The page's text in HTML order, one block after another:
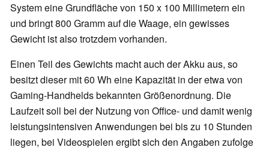
System eine Grundfläche von 150 x 100 Millimetern ein
und bringt 800 Gramm auf die Waage, ein gewisses
Gewicht ist also trotzdem vorhanden.
Einen Teil des Gewichts macht auch der Akku aus, so
besitzt dieser mit 60 Wh eine Kapazität in der etwa von
Gaming-Handhelds bekannten Größenordnung. Die
Laufzeit soll bei der Nutzung von Office- und damit wenig
leistungsintensiven Anwendungen bei bis zu 10 Stunden
liegen, bei Videospielen ergibt sich den Angaben zufolge